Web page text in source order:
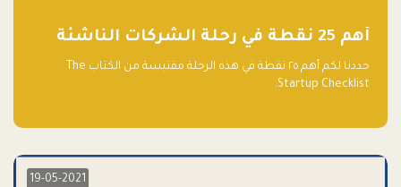
أهم 25 نقطة في رحلة الشركات الناشئة
حددنا لكم أهم ٢٥ نقطة في هذه الرحلة مقتبسة من الكتاب The
Startup Checklist.
19-05-2021